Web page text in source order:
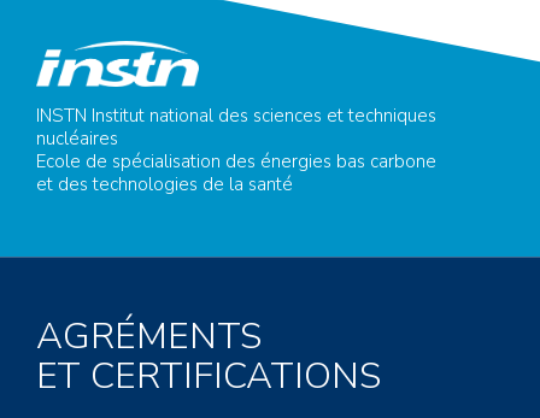
INSTN Institut national des sciences et techniques
nucléaires
Ecole de spécialisation des énergies bas carbone
et des technologies de la santé
AGRÉMENTS
ET CERTIFICATIONS